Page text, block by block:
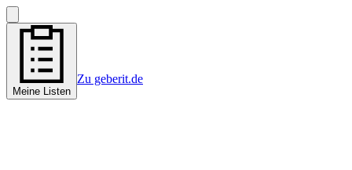
Meine Listen
Zu geberit.de